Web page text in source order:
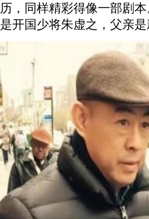
历，同样精彩得像一部剧
是开国少将朱虚之，父亲